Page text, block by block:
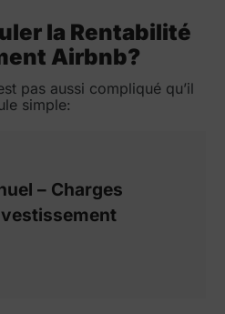
la Rentabilité
Airbnb?
pas aussi compliqué qu’il
simple:
– Charges